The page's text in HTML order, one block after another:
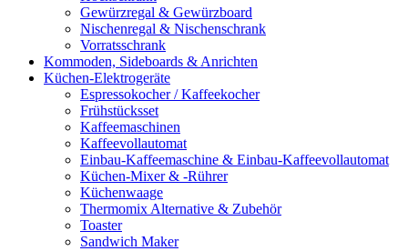
Gewürzregal & Gewürzboard
Nischenregal & Nischenschrank
Vorratsschrank
Kommoden, Sideboards & Anrichten
Küchen-Elektrogeräte
Espressokocher / Kaffeekocher
Frühstücksset
Kaffeemaschinen
Kaffeevollautomat
Einbau-Kaffeemaschine & Einbau-Kaffeevollautomat
Küchen-Mixer & -Rührer
Küchenwaage
Thermomix Alternative & Zubehör
Toaster
Sandwich Maker